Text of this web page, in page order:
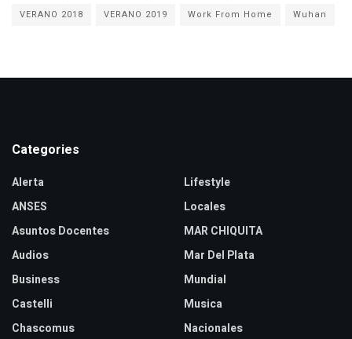
VERANO 2018
VERANO 2019 Work From Home Wuhan
Categories
Alerta
ANSES
Asuntos Docentes
Audios
Business
Castelli
Chascomus
Lifestyle
Locales
MAR CHIQUITA
Mar Del Plata
Mundial
Musica
Nacionales